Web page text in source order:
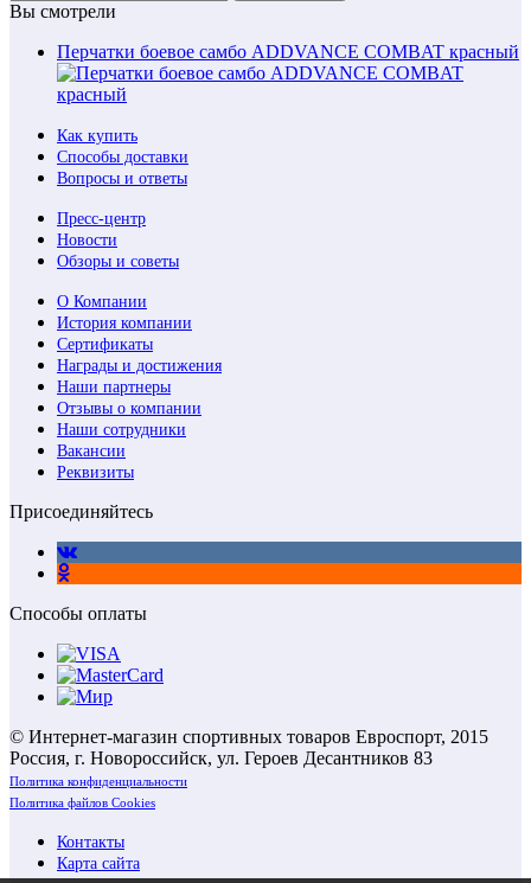
Вы смотрели
Перчатки боевое самбо ADDVANCE COMBAT красный
Как купить
Способы доставки
Вопросы и ответы
Пресс-центр
Новости
Обзоры и советы
О Компании
История компании
Сертификаты
Награды и достижения
Наши партнеры
Отзывы о компании
Наши сотрудники
Вакансии
Реквизиты
Присоединяйтесь
Способы оплаты
© Интернет-магазин спортивных товаров Евроспорт, 2015
Россия, г. Новороссийск, ул. Героев Десантников 83
Политика конфиденциальности
Политика файлов Cookies
Контакты
Карта сайта